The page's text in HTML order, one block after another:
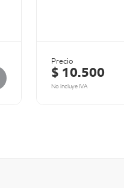
Precio
$ 10.500
No incluye IVA